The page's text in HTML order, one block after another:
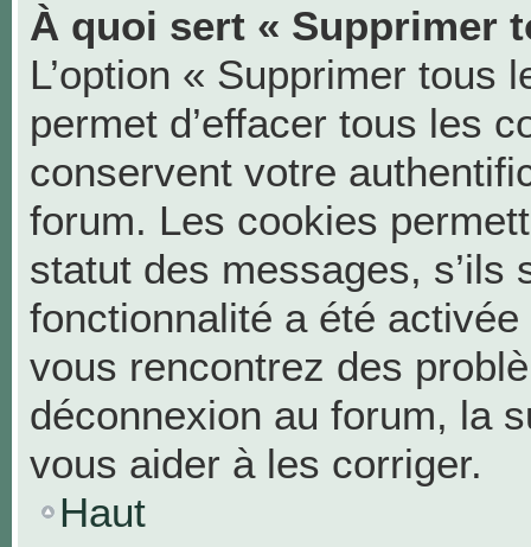
À quoi sert « Supprimer
L’option « Supprimer tous
permet d’effacer tous les
conservent votre
forum. Les cookies
statut des messages,
fonctionnalité a été
vous rencontrez des
déconnexion au forum, la
vous aider à les corriger.
Haut